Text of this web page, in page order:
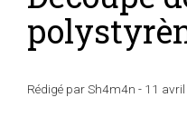
Rédigé par Sh4m4n - 11